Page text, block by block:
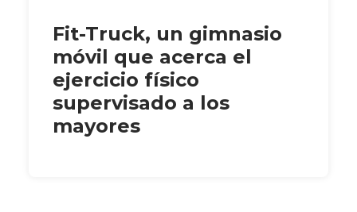
Fit-Truck, un gimnasio
móvil que acerca el
ejercicio físico
supervisado a los
mayores